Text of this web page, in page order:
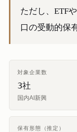
ただし、ETF
口の受動的保
対象企業数
3社
国内AI新興
保有形態（推定）